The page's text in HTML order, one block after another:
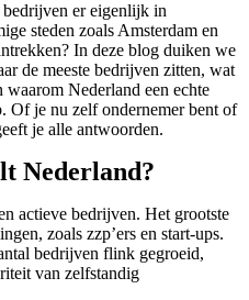
er eigenlijk in
steden zoals Amsterdam en
In deze blog duiken we
de meeste bedrijven zitten, wat
waarom Nederland een echte
Of je nu zelf ondernemer bent of
je alle antwoorden.
Nederland?
actieve bedrijven. Het grootste
zoals zzp’ers en start-ups.
bedrijven flink gegroeid,
van zelfstandig